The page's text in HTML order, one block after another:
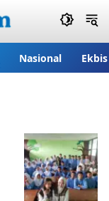
Nasional Ekbis